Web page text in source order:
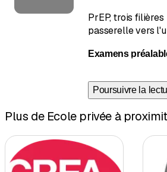
PrEP, trois
passerelle vers
Examens
baccalauréat
de l’Université de
préparons
en dix
des
taux de
aux
Examens
Poursuivre la
Plus de Ecole privée à